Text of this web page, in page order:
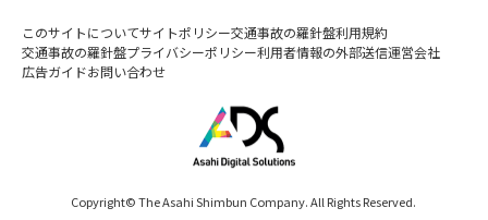
このサイトについてサイトポリシー交通事故の羅針盤利用規約
交通事故の羅針盤プライバシーポリシー利用者情報の外部送信運営会社
広告ガイドお問い合わせ
Copyright© The Asahi Shimbun Company. All Rights Reserved.